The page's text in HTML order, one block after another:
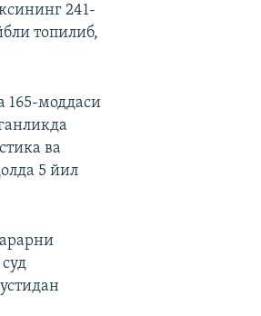
241-
топилиб,
165-моддаси
ва
5 йил